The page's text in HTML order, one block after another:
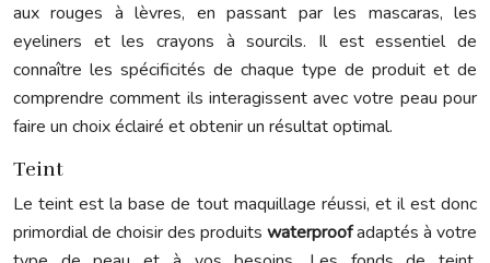
aux rouges à lèvres, en passant par les mascaras, les
eyeliners et les crayons à sourcils. Il est essentiel de
connaître les spécificités de chaque type de produit et de
comprendre comment ils interagissent avec votre peau pour
faire un choix éclairé et obtenir un résultat optimal.
Teint
Le teint est la base de tout maquillage réussi, et il est donc
primordial de choisir des produits waterproofadaptés à votre